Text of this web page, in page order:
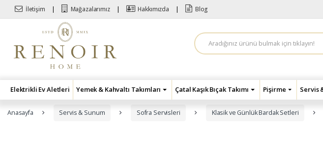
Skip to navigation
Skip to content
İletişim Mağazalarımız Hakkımızda Blog
A
r
a
Elektrikli Ev Aletleri Yemek & Kahvaltı Takımları Çatal Kaşık Bıçak Takımı Pişirme Servis
Anasayfa Servis & Sunum Sofra Servisleri Klasik ve Günlük Bardak Setleri